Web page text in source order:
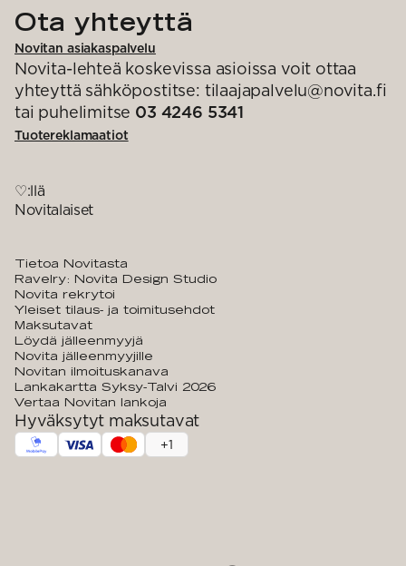
Ota yhteyttä
Novitan asiakaspalvelu
Novita-lehteä koskevissa asioissa voit ottaa
yhteyttä sähköpostitse: tilaajapalvelu@novita.fi
tai puhelimitse 03 4246 5341
Tuotereklamaatiot
♡:llä
Novitalaiset
Tietoa Novitasta
Ravelry: Novita Design Studio
Novita rekrytoi
Yleiset tilaus- ja toimitusehdot
Maksutavat
Löydä jälleenmyyjä
Novita jälleenmyyjille
Novitan ilmoituskanava
Lankakartta Syksy-Talvi 2026
Vertaa Novitan lankoja
Hyväksytyt maksutavat
+1